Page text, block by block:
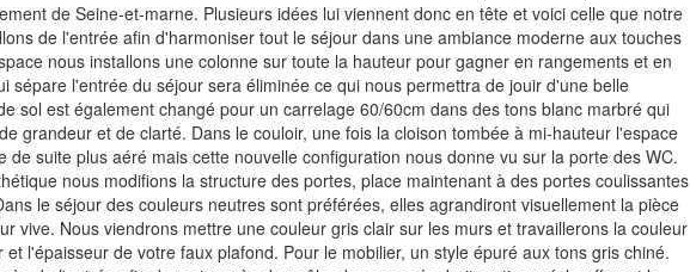
de Seine-et-marne. Plusieurs idées lui viennent donc en tête et voici celle que notre
de l'entrée afin d'harmoniser tout le séjour dans une ambiance moderne aux touches
nous installons une colonne sur toute la hauteur pour gagner en rangements et en
sépare l'entrée du séjour sera éliminée ce qui nous permettra de jouir d'une belle
sol est également changé pour un carrelage 60/60cm dans des tons blanc marbré qui
grandeur et de clarté. Dans le couloir, une fois la cloison tombée à mi-hauteur l'espace
de suite plus aéré mais cette nouvelle configuration nous donne vu sur la porte des WC.
nous modifions la structure des portes, place maintenant à des portes coulissantes
le séjour des couleurs neutres sont préférées, elles agrandiront visuellement la pièce
vive. Nous viendrons mettre une couleur gris clair sur les murs et travaillerons la couleur
l'épaisseur de votre faux plafond. Pour le mobilier, un style épuré aux tons gris chiné.